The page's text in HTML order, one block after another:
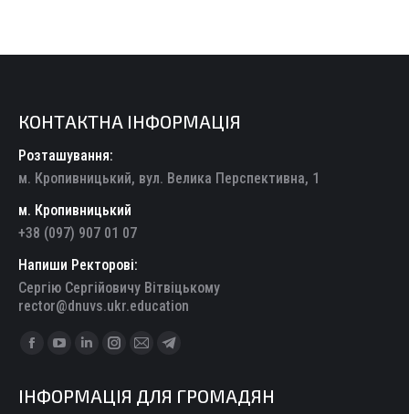
КОНТАКТНА ІНФОРМАЦІЯ
Розташування:
м. Кропивницький, вул. Велика Перспективна, 1
м. Кропивницький
+38 (097) 907 01 07
Напиши Ректорові:
Сергію Сергійовичу Вітвіцькому
rector@dnuvs.ukr.education
Find us on:
Facebook
opens
YouTube
opens
Linkedin
opens
Instagram
opens
Mail
opens
Telegram
opens
ІНФОРМАЦІЯ ДЛЯ ГРОМАДЯН